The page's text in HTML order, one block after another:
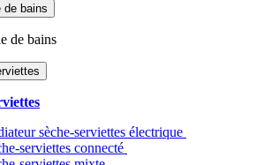
de bains
de bains
sèche-serviettes électrique
serviettes connecté